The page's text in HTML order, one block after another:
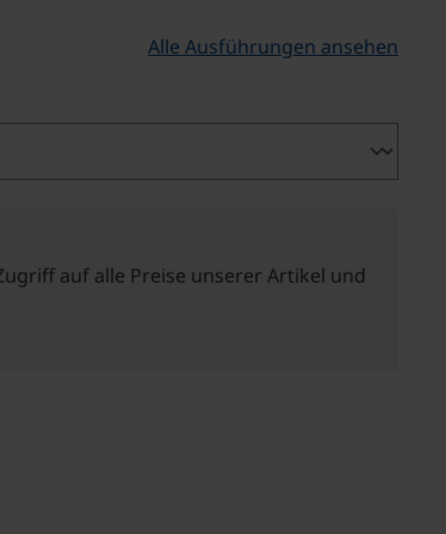
Alle Ausführungen ansehen
auf alle Preise unserer Artikel und